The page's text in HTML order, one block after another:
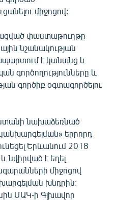
միջոցով:
փաստաթուղթը
նշանակության
է կանանց և
գործողությունները և
գործիք օգտագործելու
նախաձեռնած
երրորդ
Երևանում 2018
նվիրված է եղել
միջոցով
խնդրին:
ՄԱԿ-ի Գլխավոր